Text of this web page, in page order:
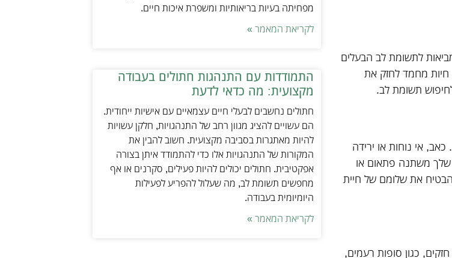
לתשומת לב הבעלים
חיות מחמד לחזק את
תשומת לב.
כאב, אי נוחות או ירידה
שלך משתנה פתאום או
את שלומם של חיית
כגון סופות רעמים,
מפחיתה בעיות בריאותיות ומשפרת איכות חיים.
לקריאת המאמר »
התמודדות עם התנהגות חתולים בעבודה
מקצועית: מה כדאי לדעת
חתולים נחשבים לבעלי חיים עצמאיים עם אישיות ייחודית.
הם עשויים להציג מגוון רחב של התנהגויות, חלקן עשויות
להיות מאתגרות בסביבה מקצועית. חשוב להבין את
המקורות של התנהגויות אלו כדי להתמודד איתן בצורה
אפקטיבית. חתולים יכולים להיות פעילים, סקרנים או אף
מחפשים תשומת לב, מה שעלול להפריע לפעילות
היומיומית בעבודה.
לקריאת המאמר »